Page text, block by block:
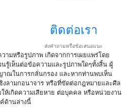
ติดต่อเรา
ส่งคำถามหรือข้อเสนอแนะ
ามหรือรูปภาพ เกิดจากการเผยแพร่โดย
รู้เห็นต่อข้อความและรูปภาพใดๆทั้งสิ้น ผู้
ณในการกลั่นกรอง และหากท่านพบเห็น
งลามกอนาจาร หรือที่ขัดต่อกฎหมายและศีล
ห้เกิดความเสียหาย ต่อบุคคล หรือหน่วยงาน
ด้านล่างนี้